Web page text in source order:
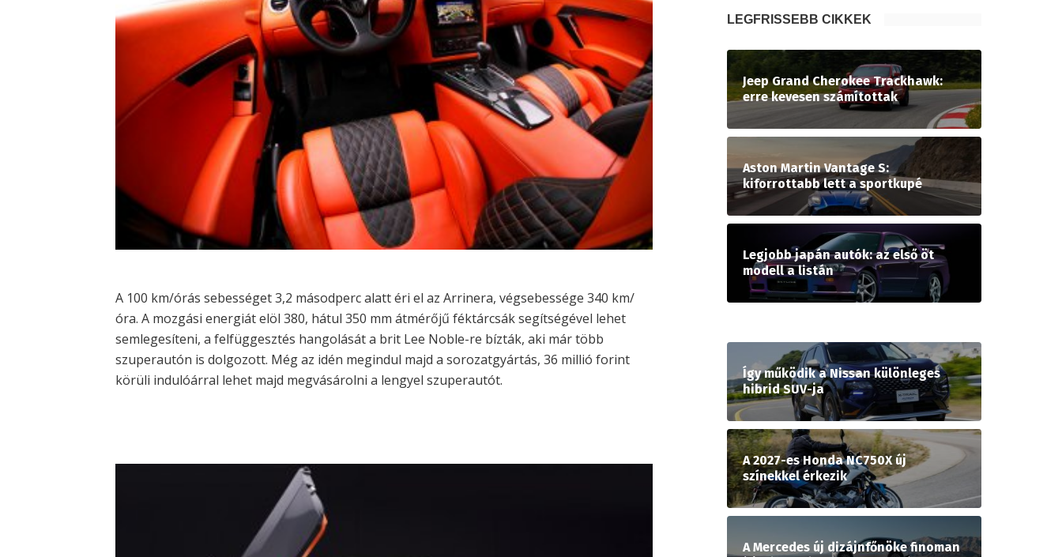
A 100 km/órás sebességet 3,2 másodperc alatt éri el az Arrinera, végsebessége 340 km/
óra. A mozgási energiát elöl 380, hátul 350 mm átmérőjű féktárcsák segítségével lehet
semlegesíteni, a felfüggesztés hangolását a brit Lee Noble-re bízták, aki már több
szuperautón is dolgozott. Még az idén megindul majd a sorozatgyártás, 36 millió forint
körüli indulóárral lehet majd megvásárolni a lengyel szuperautót.
LEGFRISSEBB CIKKEK
Jeep Grand Cherokee Trackhawk:
erre kevesen számítottak
Aston Martin Vantage S:
kiforrottabb lett a sportkupé
Legjobb japán autók: az első öt
modell a listán
Így működik a Nissan különleges
hibrid SUV-ja
A 2027-es Honda NC750X új
színekkel érkezik
A Mercedes új dizájnfőnöke finoman